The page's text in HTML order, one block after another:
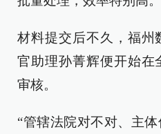
材料提交后不久，福州
官助理孙菁辉便开始在
审核。
“管辖法院对不对、主